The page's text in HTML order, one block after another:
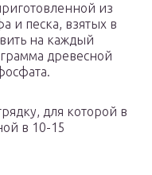
из
и песка, взятых в
на каждый
древесной
для которой в
в 10-15